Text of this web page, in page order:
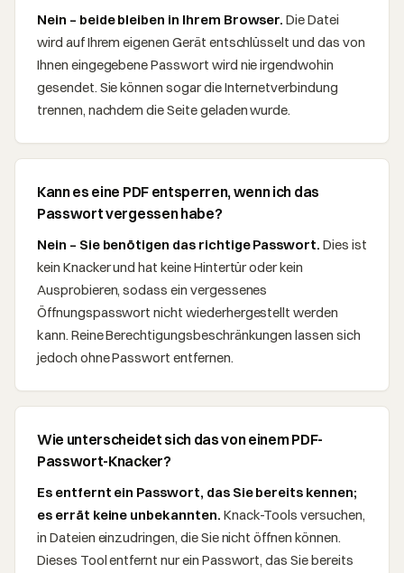
Nein – beide bleiben in Ihrem Browser. Die Datei
wird auf Ihrem eigenen Gerät entschlüsselt und das von
Ihnen eingegebene Passwort wird nie irgendwohin
gesendet. Sie können sogar die Internetverbindung
trennen, nachdem die Seite geladen wurde.
Kann es eine PDF entsperren, wenn ich das
Passwort vergessen habe?
Nein – Sie benötigen das richtige Passwort. Dies ist
kein Knacker und hat keine Hintertür oder kein
Ausprobieren, sodass ein vergessenes
Öffnungspasswort nicht wiederhergestellt werden
kann. Reine Berechtigungsbeschränkungen lassen sich
jedoch ohne Passwort entfernen.
Wie unterscheidet sich das von einem PDF-
Passwort-Knacker?
Es entfernt ein Passwort, das Sie bereits kennen;
es errät keine unbekannten. Knack-Tools versuchen,
in Dateien einzudringen, die Sie nicht öffnen können.
Dieses Tool entfernt nur ein Passwort, das Sie bereits